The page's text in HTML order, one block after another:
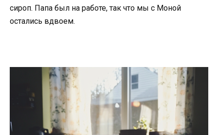
сироп. Папа был на работе, так что мы с Моной
остались вдвоем.